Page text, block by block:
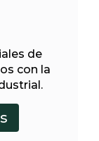
de
con la